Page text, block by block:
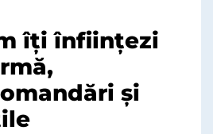
îți înființezi
și